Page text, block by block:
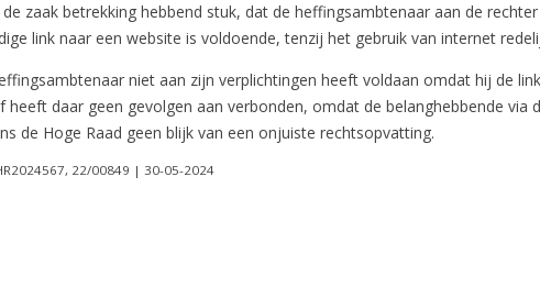
zaak betrekking hebbend stuk, dat de heffingsambtenaar aan de
link naar een website is voldoende, tenzij het gebruik van internet
niet aan zijn verplichtingen heeft voldaan omdat hij de
daar geen gevolgen aan verbonden, omdat de belanghebbende via
de Hoge Raad geen blijk van een onjuiste rechtsopvatting.
22/00849 | 30-05-2024